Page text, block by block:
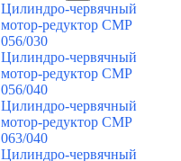
Цилиндро-червячный
мотор-редуктор CMP
056/030
Цилиндро-червячный
мотор-редуктор CMP
056/040
Цилиндро-червячный
мотор-редуктор CMP
063/040
Цилиндро-червячный